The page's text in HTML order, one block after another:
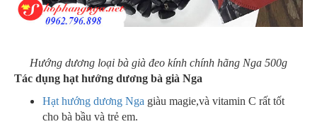
Hướng dương loại bà già đeo kính chính hãng Nga 500g
Tác dụng hạt hướng dương bà già Nga
Hạt hướng dương Nga giàu magie,và vitamin C rất tốt
cho bà bầu và trẻ em.